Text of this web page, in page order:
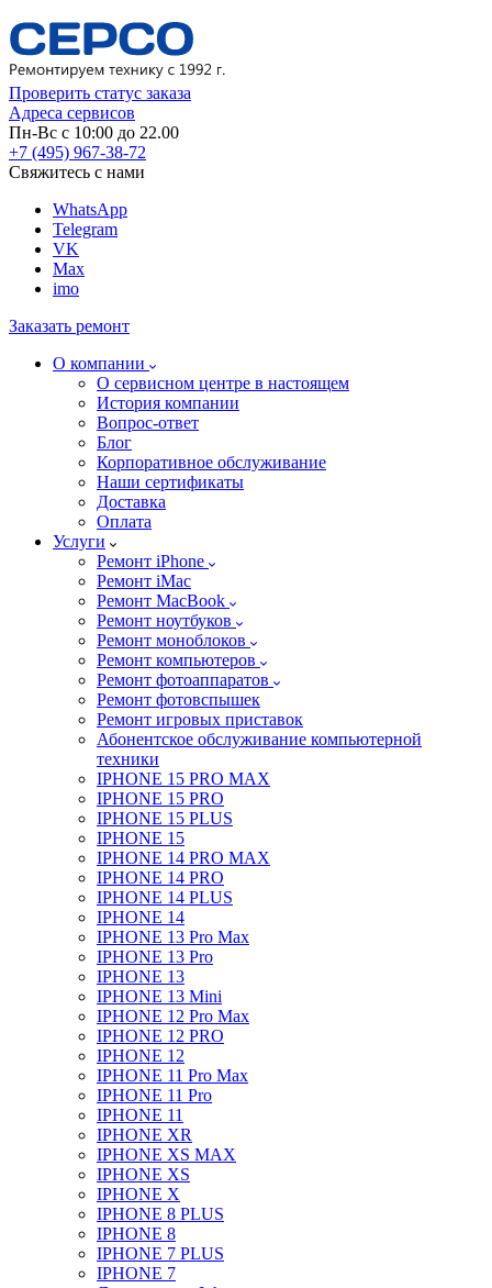
Проверить статус заказа
Адреса сервисов
Пн-Вс с 10:00 до 22.00
+7 (495) 967-38-72
Свяжитесь с нами
WhatsApp
Telegram
VK
Max
imo
Заказать ремонт
О компании
О сервисном центре в настоящем
История компании
Вопрос-ответ
Блог
Корпоративное обслуживание
Наши сертификаты
Доставка
Оплата
Услуги
Ремонт iPhone
Ремонт iMac
Ремонт MacBook
Ремонт ноутбуков
Ремонт моноблоков
Ремонт компьютеров
Ремонт фотоаппаратов
Ремонт фотовспышек
Ремонт игровых приставок
Абонентское обслуживание компьютерной
техники
IPHONE 15 PRO MAX
IPHONE 15 PRO
IPHONE 15 PLUS
IPHONE 15
IPHONE 14 PRO MAX
IPHONE 14 PRO
IPHONE 14 PLUS
IPHONE 14
IPHONE 13 Pro Max
IPHONE 13 Pro
IPHONE 13
IPHONE 13 Mini
IPHONE 12 Pro Max
IPHONE 12 PRO
IPHONE 12
IPHONE 11 Pro Max
IPHONE 11 Pro
IPHONE 11
IPHONE XR
IPHONE XS MAX
IPHONE XS
IPHONE X
IPHONE 8 PLUS
IPHONE 8
IPHONE 7 PLUS
IPHONE 7